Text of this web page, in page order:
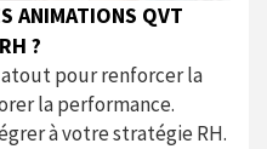
ANIMATIONS QVT
?
atout pour renforcer la
la performance.
à votre stratégie RH.